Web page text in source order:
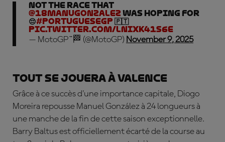
Not the race that
@18manugonzalez was hoping for
😔#PortugueseGP 🇵🇹
pic.twitter.com/lnIxk41s6e
— MotoGP™🏁 (@MotoGP) November 9, 2025
Tout se jouera à Valence
Grâce à ce succès d'une importance capitale, Diogo
Moreira repousse Manuel González à 24 longueurs à
une manche de la fin de cette saison exceptionnelle.
Barry Baltus est officiellement écarté de la course au